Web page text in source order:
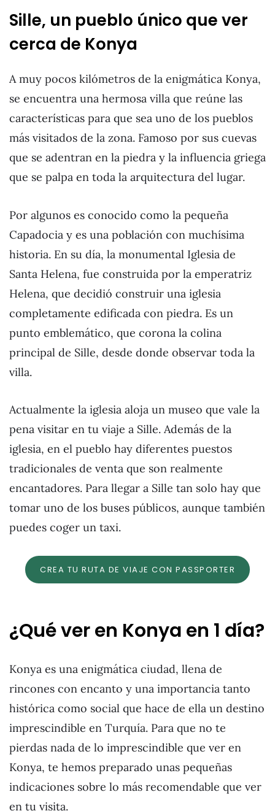
Sille, un pueblo único que ver
cerca de Konya
A muy pocos kilómetros de la enigmática Konya,
se encuentra una hermosa villa que reúne las
características para que sea uno de los pueblos
más visitados de la zona. Famoso por sus cuevas
que se adentran en la piedra y la influencia griega
que se palpa en toda la arquitectura del lugar.
Por algunos es conocido como la pequeña
Capadocia y es una población con muchísima
historia. En su día, la monumental Iglesia de
Santa Helena, fue construida por la emperatriz
Helena, que decidió construir una iglesia
completamente edificada con piedra. Es un
punto emblemático, que corona la colina
principal de Sille, desde donde observar toda la
villa.
Actualmente la iglesia aloja un museo que vale la
pena visitar en tu viaje a Sille. Además de la
iglesia, en el pueblo hay diferentes puestos
tradicionales de venta que son realmente
encantadores. Para llegar a Sille tan solo hay que
tomar uno de los buses públicos, aunque también
puedes coger un taxi.
CREA TU RUTA DE VIAJE CON PASSPORTER
¿Qué ver en Konya en 1 día?
Konya es una enigmática ciudad, llena de
rincones con encanto y una importancia tanto
histórica como social que hace de ella un destino
imprescindible en Turquía. Para que no te
pierdas nada de lo imprescindible que ver en
Konya, te hemos preparado unas pequeñas
indicaciones sobre lo más recomendable que ver
en tu visita.